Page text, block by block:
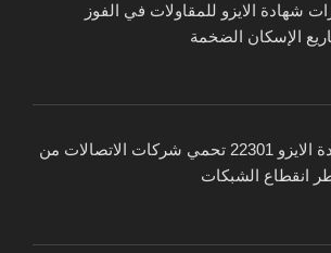
شهادة الايزو للمقاولات في الفوز
الإسكان الضخمة
شهادة الايزو 22301 تحمي شركات الاتصالات من
انقطاع الشبكات